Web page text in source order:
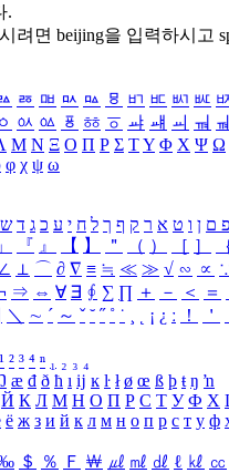
.
려면 beijing을 입력하시고
ㅭ ㅮ ㅯ ㅰ ㅱ ㅲ ㅳ ㅴ ㅵ
ㆁ ㆂ ㆃ ㆄ ㆅ ㆆ ㆇ ㆈ ㆉ ㆊ ㆋ
Μ Ν Ξ Ο Π Ρ Σ ΤΥ Φ Χ Ψ Ω
φ χ ψ ω
פ ם ן ו ט א ר ק ף ך ל ח י ע כ ג ד ש
」 『 』 【 】 ＂ （ ） ［ ］
⊥ ⌒ ∂ ∇ ≡ ≒ ≪ ≫ √ ∽ ∝
⇒ ⇔ ∀ ∃ ∮ ∑ ∏ ＋ － ＜ ＝
＼ ∼ ´ ～ ˇ ˘ ˝ ˚ ˙ ¸ ¡ ¿ ː ！ ＇
¹ ² ³ ⁴ ⁿ ₁ ₂ ₃ ₄
æ đ ð ħ ı ĳ ĸ ŀ ł ø œ ß þ ŧ ŋ ŉ
Й К Л М Н О П Р С Т У Ф Х
ё ж з и й к л м н о п р с т у ф
＄ ％ Ｆ ￦ ㎕ ㎖ ㎗ ℓ ㎘ ㏄